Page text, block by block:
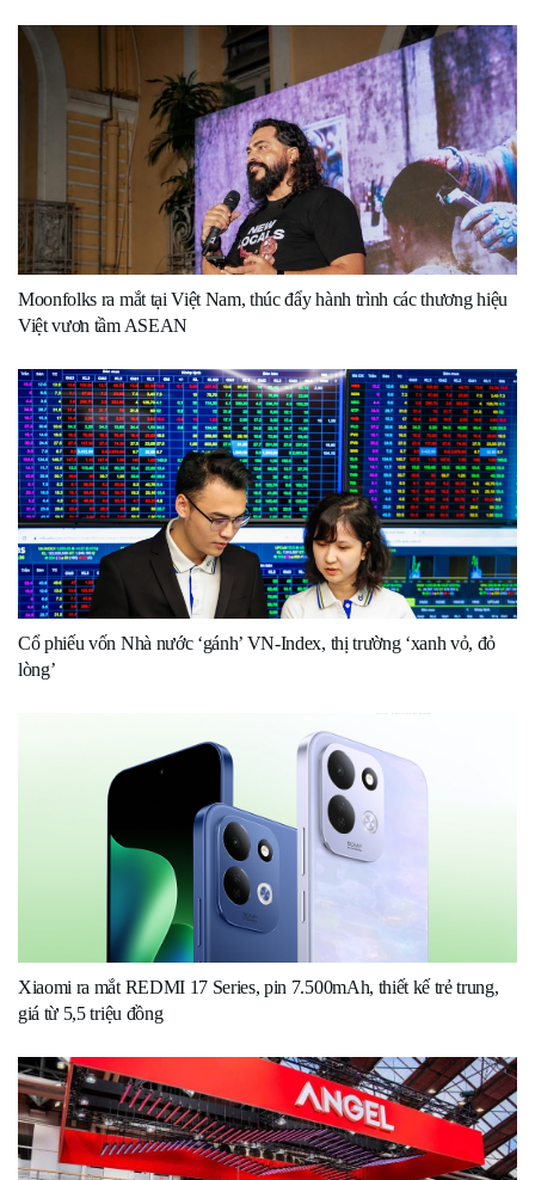
Moonfolks ra mắt tại Việt Nam, thúc đẩy hành trình các thương hiệu
Việt vươn tầm ASEAN
Cổ phiếu vốn Nhà nước ‘gánh’ VN-Index, thị trường ‘xanh vỏ, đỏ
lòng’
Xiaomi ra mắt REDMI 17 Series, pin 7.500mAh, thiết kế trẻ trung,
giá từ 5,5 triệu đồng